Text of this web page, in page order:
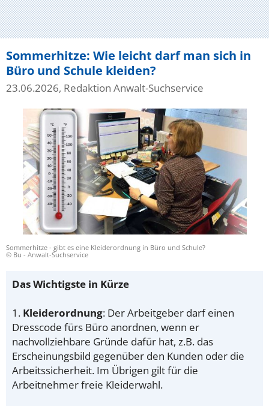
Sommerhitze: Wie leicht darf man sich in
Büro und Schule kleiden?
23.06.2026, Redaktion Anwalt-Suchservice
Sommerhitze - gibt es eine Kleiderordnung in Büro und Schule?
© Bu - Anwalt-Suchservice
Das Wichtigste in Kürze
1. Kleiderordnung: Der Arbeitgeber darf einen
Dresscode fürs Büro anordnen, wenn er
nachvollziehbare Gründe dafür hat, z.B. das
Erscheinungsbild gegenüber den Kunden oder die
Arbeitssicherheit. Im Übrigen gilt für die
Arbeitnehmer freie Kleiderwahl.